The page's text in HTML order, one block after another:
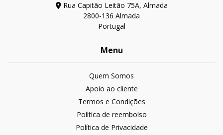
Rua Capitão Leitão 75A, Almada
2800-136 Almada
Portugal
Menu
Quem Somos
Apoio ao cliente
Termos e Condições
Politica de reembolso
Política de Privacidade